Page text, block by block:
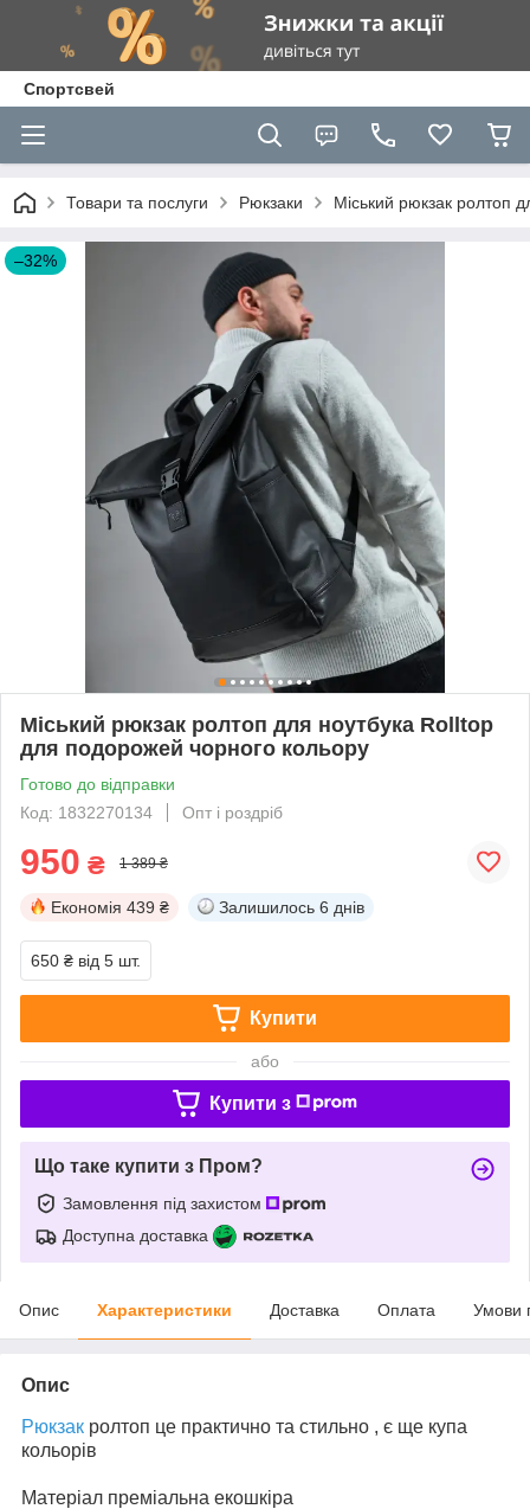
Спортсвей
Товари та послуги Рюкзаки Міський рюкзак ролтоп
–32%
Міський рюкзак ролтоп для ноутбука Rolltop
для подорожей чорного кольору
Готово до відправки
Код: 1832270134
Опт і роздріб
950 ₴ 1 389 ₴
Економія 439 ₴ Залишилось 6 днів
650 ₴ від 5 шт.
Купити
або
Купити з
Що таке купити з Пром?
Замовлення під захистом
Доступна доставка
Опис Характеристики Доставка Оплата Умови
Опис
Рюкзак ролтоп це практично та стильно , є ще купа
кольорів
Матеріал преміальна екошкіра